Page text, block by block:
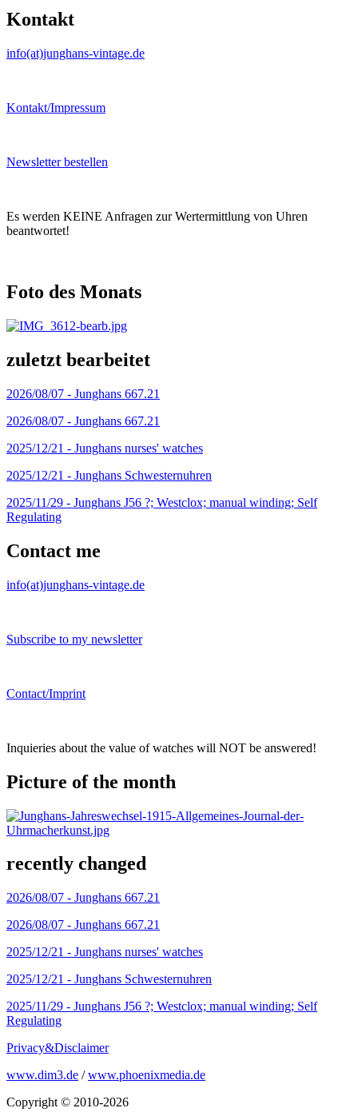
Kontakt
info(at)junghans-vintage.de
Kontakt/Impressum
Newsletter bestellen
Es werden KEINE Anfragen zur Wertermittlung von Uhren
beantwortet!
Foto des Monats
zuletzt bearbeitet
2026/08/07 - Junghans 667.21
2026/08/07 - Junghans 667.21
2025/12/21 - Junghans nurses' watches
2025/12/21 - Junghans Schwesternuhren
2025/11/29 - Junghans J56 ?; Westclox; manual winding; Self
Regulating
Contact me
info(at)junghans-vintage.de
Subscribe to my newsletter
Contact/Imprint
Inquieries about the value of watches will NOT be answered!
Picture of the month
recently changed
2026/08/07 - Junghans 667.21
2026/08/07 - Junghans 667.21
2025/12/21 - Junghans nurses' watches
2025/12/21 - Junghans Schwesternuhren
2025/11/29 - Junghans J56 ?; Westclox; manual winding; Self
Regulating
Privacy&Disclaimer
www.dim3.de /www.phoenixmedia.de
Copyright © 2010-2026